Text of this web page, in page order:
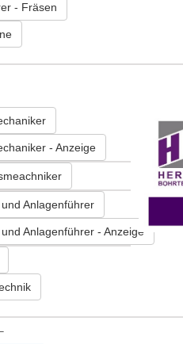
- Fräsen
- Anzeige
Anlagenführer
Anlagenführer - Anzeige